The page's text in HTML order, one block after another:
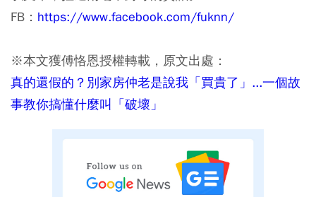
FB： https://www.facebook.com/fuknn/
※本文獲傅恪恩授權轉載，原文出處：
真的還假的？別家房仲老是說我「買貴了」...一個故
事教你搞懂什麼叫「破壞」